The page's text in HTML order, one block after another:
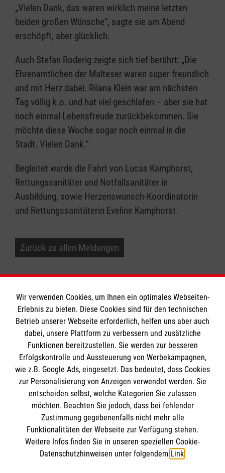
„Vielen Dank, das waren wirklich meine letzten
beiden großen Wünsche“, sagte sie am Abend
erschöpft, aber glücklich.
Auch Stefan Roderig zeigte sich tief berührt: „Die
Ehrenamtlichen der Malteser waren super freundlich
und mit Herz dabei. Rilana Klein war am nächsten
Tag völlig k.o. und hat viel geschlafen – aber sie hat
noch einmal Lebensfreude zurückbekommen. Sie
möchte diese Woche sogar noch einmal in die
Stadt. Vielen Dank.“
Begleitet wurde die Fahrt von Lucas Kamphorst,
Rettungssanitäter und Notfallsanitäter in
Ausbildung, sowie Herzenswunsch-Koordinatorin
und Rettungssanitäterin Eveline Kamphorst.
Zurück zu allen Meldungen
Informationen
Impressum
Datenschutz
Kontakt
Die Malteser
Malteser in Deutschland
Malteserorden
Sharepoint
Spendenkonto
Wir verwenden Cookies, um Ihnen ein optimales Webseiten-
Erlebnis zu bieten. Diese Cookies sind für den technischen
Betrieb unserer Webseite erforderlich, helfen uns aber auch
dabei, unsere Plattform zu verbessern und zusätzliche
Funktionen bereitzustellen. Sie werden zur besseren
Erfolgskontrolle und Aussteuerung von Werbekampagnen,
wie z.B. Google Ads, eingesetzt. Das bedeutet, dass Cookies
zur Personalisierung von Anzeigen verwendet werden. Sie
entscheiden selbst, welche Kategorien Sie zulassen
möchten. Beachten Sie jedoch, dass bei fehlender
Zustimmung gegebenenfalls nicht mehr alle
Funktionalitäten der Webseite zur Verfügung stehen.
Weitere Infos finden Sie in unseren speziellen Cookie-
Datenschutzhinweisen unter folgendem Link.